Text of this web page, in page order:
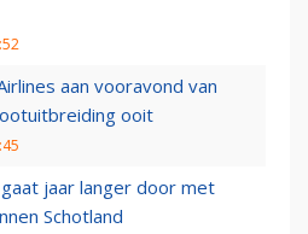
aan vooravond van
ooit
gaat jaar langer door met
Schotland